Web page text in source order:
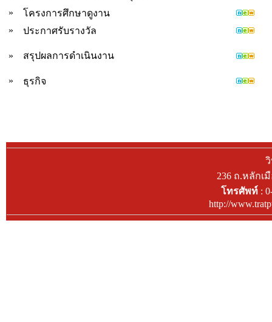
»
โครงการศึกษาดูงาน
»
ประกาศรับรางวัล
» สรุปผลการดำเนินงาน
» ธุรกิจ
236 ถ.หลักเ
โทรศัพท์:
http://